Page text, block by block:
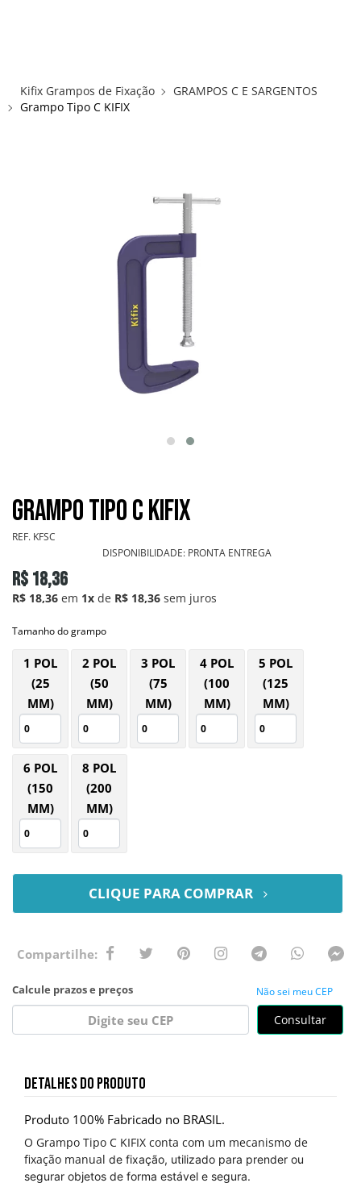
FUSOS RÁPIDOS
GRAMPOS COMPRESSORES
GRAMPOS DE FIXAÇÃO DUPLA
GRAMPOS HORIZONTAIS
GRAMPOS PNEUMÁTICOS
GRAMPOS SARGENTOS
GRAMPOS VERTICAIS
PONTEIRAS
INFORMAÇÕES
Kifix Grampos de Fixação
GRAMPOS C E SARGENTOS
Grampo Tipo C KIFIX
Grampo Tipo C KIFIX
REF. KFSC
DISPONIBILIDADE:PRONTA ENTREGA
R$ 18,36
R$ 18,36 em 1x de R$ 18,36 sem juros
Tamanho do grampo
1 POL
(25
MM)
2 POL
(50
MM)
3 POL
(75
MM)
4 POL
(100
MM)
5 POL
(125
MM)
6 POL
(150
MM)
8 POL
(200
MM)
CLIQUE PARA COMPRAR
Não sei meu CEP
Consultar
DETALHES DO PRODUTO
Produto 100% Fabricado no BRASIL.
O Grampo Tipo C KIFIX conta com um mecanismo de
fixação manual de fixação, utilizado para prender ou
segurar objetos de forma estável e segura.